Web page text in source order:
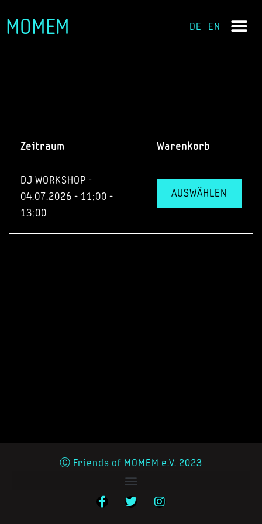
Zum
MOMEM DE EN
Zeitraum Warenkorb
DJ WORKSHOP -
04.07.2026 - 11:00 -
13:00
AUSWÄHLEN
Ⓒ Friends of MOMEM e.V. 2023